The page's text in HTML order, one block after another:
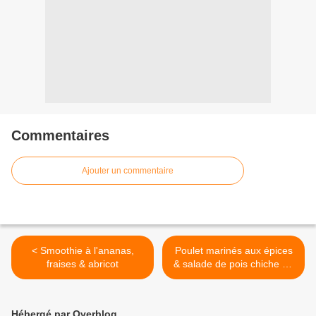
Commentaires
Ajouter un commentaire
< Smoothie à l'ananas,
fraises & abricot
Poulet marinés aux épices
& salade de pois chiche au
cumin >